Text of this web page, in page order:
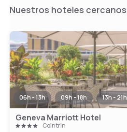
Nuestros hoteles cercanos
06h - 13h 09h - 18h 13h - 21h
Geneva Marriott Hotel
Cointrin